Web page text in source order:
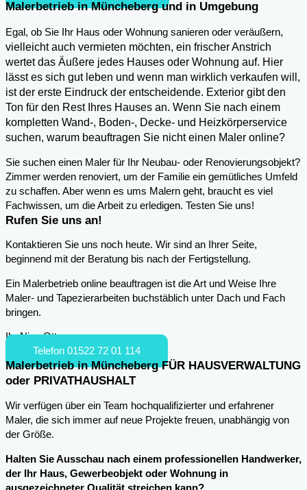
Malerbetrieb in Müncheberg und in Umgebung
Egal, ob Sie Ihr Haus oder Wohnung sanieren oder veräußern,
vielleicht auch vermieten möchten, ein frischer Anstrich
wertet das Äußere jedes Hauses oder Wohnung auf. Hier
lässt es sich gut leben und wenn man wirklich verkaufen will,
ist der erste Eindruck der entscheidende. Exterior gibt den
Ton für den Rest Ihres Hauses an. Wenn Sie nach einem
kompletten Wand-, Boden-, Decke- und Heizkörperservice
suchen, warum beauftragen Sie nicht einen Maler online?
Sie suchen einen Maler für Ihr Neubau- oder Renovierungsobjekt?
Zimmer werden renoviert, um der Familie ein gemütliches Umfeld
zu schaffen. Aber wenn es ums Malern geht, braucht es viel
Fachwissen, um die Arbeit zu erledigen. Testen Sie uns!
Rufen Sie uns an!
Kontaktieren Sie uns noch heute. Wir sind an Ihrer Seite,
beginnend mit der Beratung bis nach der Fertigstellung.
Ein Malerbetrieb online beauftragen ist die Art und Weise Ihre
Maler- und Tapezierarbeiten buchstäblich unter Dach und Fach
bringen.
Ihr Nico Otto
Telefon 01522 72 01 114
Malerbetrieb in Müncheberg FÜR HAUSVERWALTUNG
oder PRIVATHAUSHALT
Wir verfügen über ein Team hochqualifizierter und erfahrener
Maler, die sich immer auf neue Projekte freuen, unabhängig von
der Größe.
Halten Sie Ausschau nach einem professionellen Handwerker,
der Ihr Haus, Gewerbeobjekt oder Wohnung in
ausgezeichneter Qualität streichen kann?